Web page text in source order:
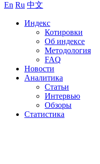
En Ru 中文
Индекс
Котировки
Об индексе
Методология
FAQ
Новости
Аналитика
Статьи
Интервью
Обзоры
Статистика